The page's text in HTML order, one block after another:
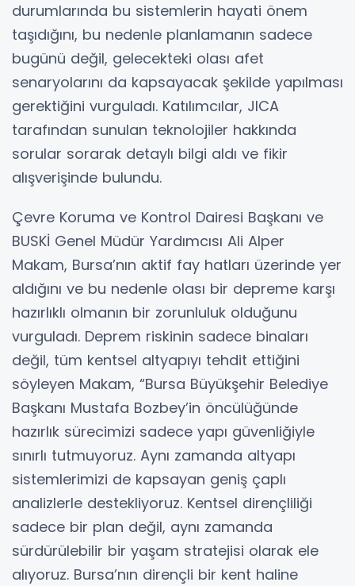
durumlarında bu sistemlerin hayati önem
taşıdığını, bu nedenle planlamanın sadece
bugünü değil, gelecekteki olası afet
senaryolarını da kapsayacak şekilde yapılması
gerektiğini vurguladı. Katılımcılar, JICA
tarafından sunulan teknolojiler hakkında
sorular sorarak detaylı bilgi aldı ve fikir
alışverişinde bulundu.
Çevre Koruma ve Kontrol Dairesi Başkanı ve
BUSKİ Genel Müdür Yardımcısı Ali Alper
Makam, Bursa’nın aktif fay hatları üzerinde yer
aldığını ve bu nedenle olası bir depreme karşı
hazırlıklı olmanın bir zorunluluk olduğunu
vurguladı. Deprem riskinin sadece binaları
değil, tüm kentsel altyapıyı tehdit ettiğini
söyleyen Makam, “Bursa Büyükşehir Belediye
Başkanı Mustafa Bozbey’in öncülüğünde
hazırlık sürecimizi sadece yapı güvenliğiyle
sınırlı tutmuyoruz. Aynı zamanda altyapı
sistemlerimizi de kapsayan geniş çaplı
analizlerle destekliyoruz. Kentsel dirençliliği
sadece bir plan değil, aynı zamanda
sürdürülebilir bir yaşam stratejisi olarak ele
alıyoruz. Bursa’nın dirençli bir kent haline